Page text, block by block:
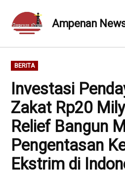
content
Ampenan
POSTED
IN
BERITA
Investasi
Zakat Rp20
Relief Bangun
Pengentasan
Ekstrim di